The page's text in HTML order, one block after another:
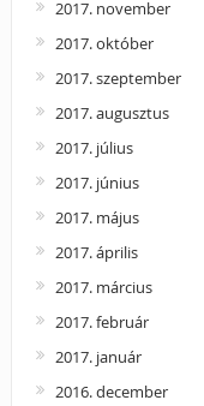
2017. november
2017. október
2017. szeptember
2017. augusztus
2017. július
2017. június
2017. május
2017. április
2017. március
2017. február
2017. január
2016. december